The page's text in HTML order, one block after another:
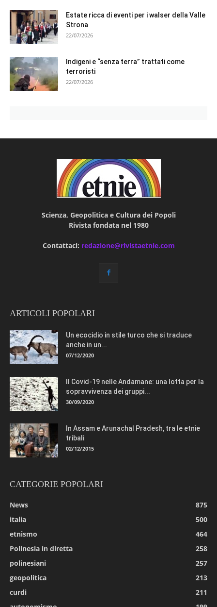
Estate ricca di eventi per i walser della Valle
Strona
22/07/2026
Indigeni e “senza terra” trattati come
terroristi
22/07/2026
Scienza, Geopolitica e Cultura dei Popoli
Rivista fondata nel 1980
Contattaci: redazione@rivistaetnie.com
ARTICOLI POPOLARI
Un ecocidio in stile turco che si traduce
anche in un...
07/12/2020
Il Covid-19 nelle Andamane: una lotta per la
sopravvivenza dei gruppi...
30/09/2020
In Assam e Arunachal Pradesh, tra le etnie
tribali
02/12/2015
CATEGORIE POPOLARI
News
875
italia
500
etnismo
464
Polinesia in diretta
258
polinesiani
257
geopolitica
213
curdi
211